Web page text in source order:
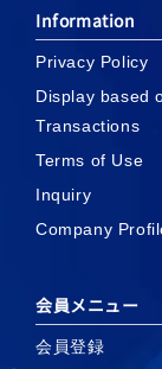
Information
Privacy Policy
Display based
Transactions
Terms of Use
Inquiry
Company
会員メニュー
会員登録